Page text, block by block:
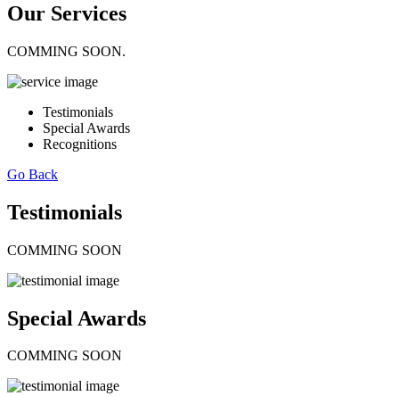
Our Services
COMMING SOON.
Testimonials
Special Awards
Recognitions
Go Back
Testimonials
COMMING SOON
Special Awards
COMMING SOON